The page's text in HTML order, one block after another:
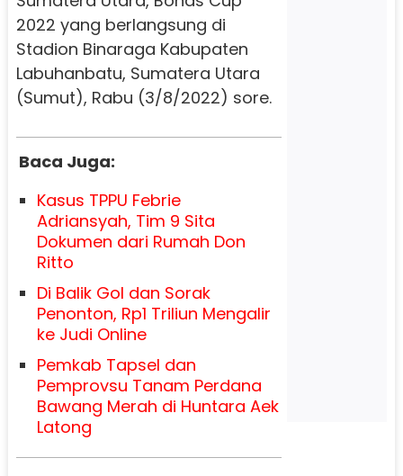
2022 yang berlangsung di
Stadion Binaraga Kabupaten
Labuhanbatu, Sumatera Utara
(Sumut), Rabu (3/8/2022) sore.
Baca Juga:
Kasus TPPU Febrie
Adriansyah, Tim 9 Sita
Dokumen dari Rumah Don
Ritto
Di Balik Gol dan Sorak
Penonton, Rp1 Triliun Mengalir
ke Judi Online
Pemkab Tapsel dan
Pemprovsu Tanam Perdana
Bawang Merah di Huntara Aek
Latong